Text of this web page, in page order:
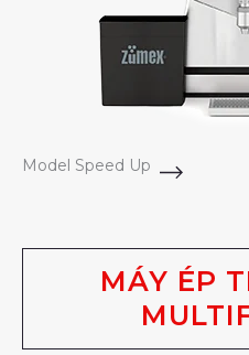
Model Speed Up
MÁY ÉP